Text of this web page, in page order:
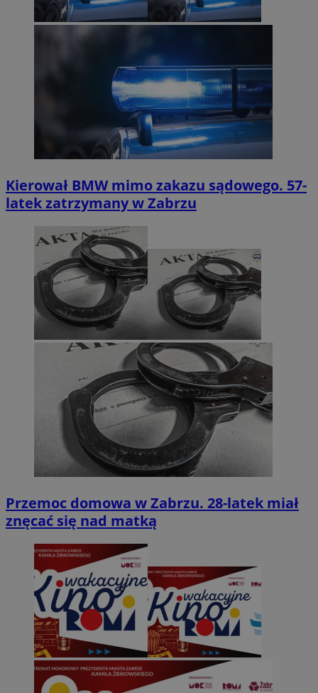
Kierował BMW mimo zakazu sądowego. 57-
latek zatrzymany w Zabrzu
Przemoc domowa w Zabrzu. 28-latek miał
znęcać się nad matką